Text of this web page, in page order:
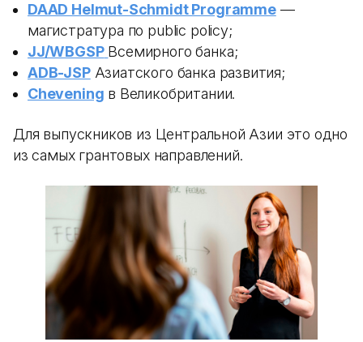
DAAD Helmut-Schmidt Programme—
магистратура по public policy;
JJ/WBGSP Всемирного банка;
ADB-JSPАзиатского банка развития;
Chevening в Великобритании.
Для выпускников из Центральной Азии это одно
из самых грантовых направлений.